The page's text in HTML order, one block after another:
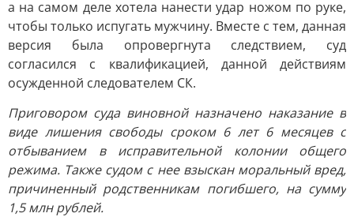
а на самом деле хотела нанести удар ножом по руке,
чтобы только испугать мужчину. Вместе с тем, данная
версия была опровергнута следствием, суд
согласился с квалификацией, данной действиям
осужденной следователем СК.
Приговором суда виновной назначено наказание в
виде лишения свободы сроком 6 лет 6 месяцев с
отбыванием в исправительной колонии общего
режима. Также судом с нее взыскан моральный вред,
причиненный родственникам погибшего, на сумму
1,5 млн рублей.